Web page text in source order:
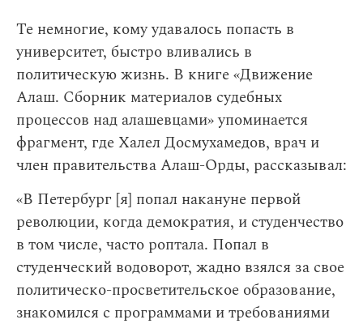
Те немногие, кому удавалось попасть в
университет, быстро вливались в
политическую жизнь. В книге «Движение
Алаш. Сборник материалов судебных
процессов над алашевцами» упоминается
фрагмент, где Халел Досмухамедов, врач и
член правительства Алаш-Орды, рассказывал:
«В Петербург [я] попал накануне первой
революции, когда демократия, и студенчество
в том числе, часто роптала. Попал в
студенческий водоворот, жадно взялся за свое
политическо-просветительское образование,
знакомился с программами и требованиями